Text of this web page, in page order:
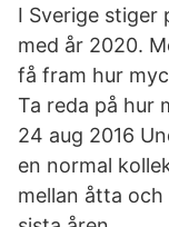
I Sverige stiger
med år 2020.
få fram hur
Ta reda på hur
24 aug 2016
en normal
mellan åtta